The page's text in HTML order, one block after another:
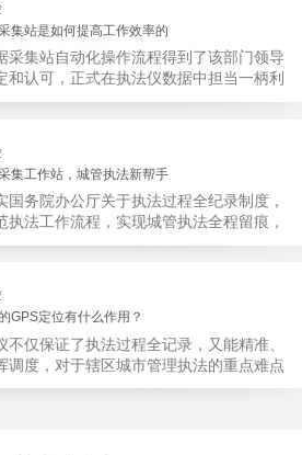
个，其一，安装安检门是否会激化矛盾。
安检门可以防范于未然。1月6号当天，南
院刚试行安检的首日，检查出10多把各类
管制类刀具。近来伤医事件屡屡发生，安
以缓解医生安全感不足的问题，同时安检
集站是如何提高工作效率的
采集站自动化操作流程得到了该部门领导
和认可，正式在执法仪数据中担当一柄利
数据采集站对于执法仪数据资料的管理
取目标对象，并同步到采集站中，此外设
续传的功能，如果碰到网络故障，可以从
下载的部分开始继续上传下载未完成的部
必要从头开始上传下载，能节省时间，提
者待数据传输完毕之后，执法仪数据采集
用，提高执法仪数据效率。执法仪数据采
强大的数据存储管理系统，后台统计不同
不同重要级别的数据，将统计结果以图表
形式呈现；设备设置有用户操作权限管
用户警员编号与执法仪编号绑定，保障数
，同时系统可设置每个警员的权限，明确
集工作站，城管执法新帮手
国务院办公厅关于执法过程全纪录制度，
执法工作流程，实现城管执法全程留痕，
法队伍规范化建设，给城管执法工作添加
盾的发生。现在有了执法仪数据采集工作
员的担忧便得到有效的解决。每个采集工
多台执法记录仪设备同时上传数据，队员
天上传，通过数据线接入到采集工作站，
取所有的视频、音频、图片、日志等信
GPS定位有什么作用？
不仅保证了执法过程全记录，又能精准、
调度，对于辖区城市管理执法的重点难点
然，在城市管理工作信息化中发挥着重要